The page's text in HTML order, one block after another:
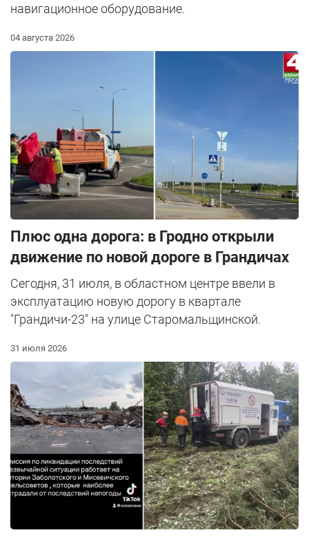
навигационное оборудование.
04 августа 2026
Плюс одна дорога: в Гродно открыли
движение по новой дороге в Грандичах
Сегодня, 31 июля, в областном центре ввели в
эксплуатацию новую дорогу в квартале
"Грандичи-23" на улице Старомальщинской.
31 июля 2026